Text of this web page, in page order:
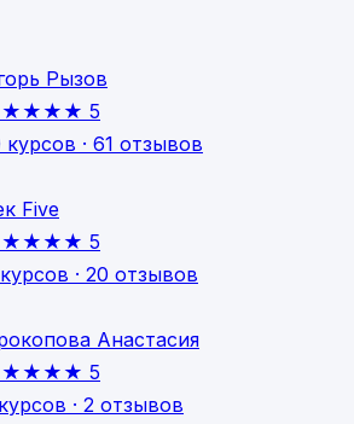
Рызов
5
курсов · 61 отзывов
Five
5
· 20 отзывов
Анастасия
5
· 2 отзывов